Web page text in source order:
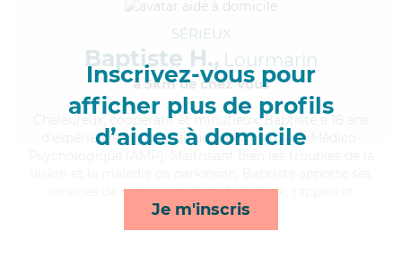
Inscrivez-vous pour
afficher plus de profils
d’aides à domicile
Je m'inscris
SÉRIEUX
Baptiste H., Lourmarin
à 5km de chez Vous
, coopératif et minutieux, Baptiste a 18 ans
d'expérience et possède un diplôme d'Aide Médico-
services de ménage, toilette/habillage, rappels et
lessive/repassage*